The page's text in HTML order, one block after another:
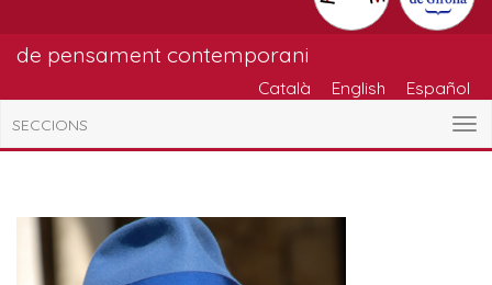
de pensament contemporani
Català English Español
SECCIONS